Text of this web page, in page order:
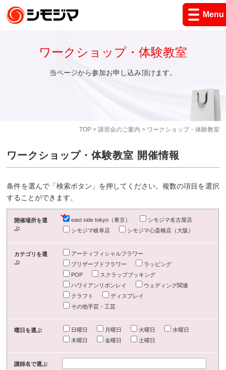
Menu
TOP> 講習会のご案内 > ワークショップ・体験教室
ワークショップ・体験教室
当ページから参加お申し込み頂けます。
ワークショップ・体験教室 開催情報
条件を選んで「検索ボタン」を押してください。複数の項目を選択
することができます。
開催場所を選
ぶ
east side tokyo（東京）
シモジマ名古屋店
シモジマ岐阜店
シモジマ心斎橋店（大阪）
カテゴリを選
ぶ
アーティフィシャルフラワー
プリザーブドフラワー
ラッピング
POP
スクラップブッキング
ハワイアンリボンレイ
ウェディング関連
クラフト
ディスプレイ
その他手芸・工芸
曜日を選ぶ 日曜日 月曜日 火曜日
水曜日
木曜日
金曜日 土曜日
講師名で選ぶ